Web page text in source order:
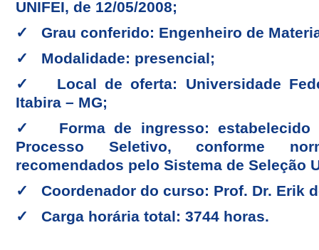
UNIFEI, de 12/05/2008;
✓ Grau conferido: Engenheiro de
✓ Modalidade: presencial;
✓ Local de oferta: Universidade
Itabira – MG;
✓ Forma de ingresso: estabelecido
Processo Seletivo, conforme
recomendados pelo Sistema de Seleção
✓ Coordenador do curso: Prof. Dr. Erik
✓ Carga horária total: 3744 horas.